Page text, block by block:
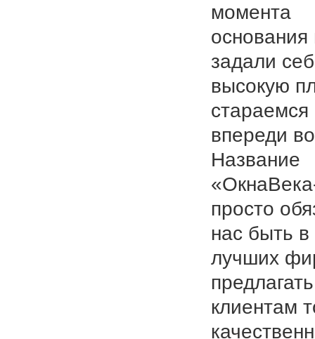
момента
задали
высокую
впереди
Название
просто
нас быть в
лучших
клиентам